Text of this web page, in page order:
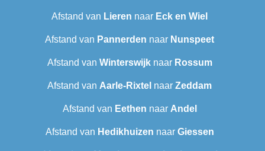
Afstand van Lieren naar Eck en Wiel
Afstand van Pannerden naar Nunspeet
Afstand van Winterswijknaar Rossum
Afstand van Aarle-Rixtel naar Zeddam
Afstand van Eethen naar Andel
Afstand van Hedikhuizen naar Giessen